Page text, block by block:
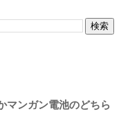
マンガン電池のどちら